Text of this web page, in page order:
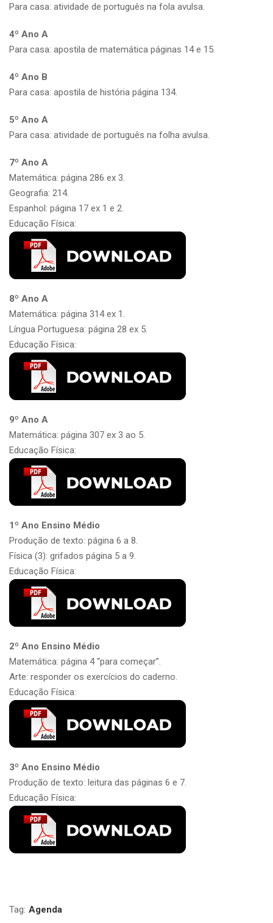
Para casa: atividade de português na fola avulsa.
4º Ano A
Para casa: apostila de matemática páginas 14 e 15.
4º Ano B
Para casa: apostila de história página 134.
5º Ano A
Para casa: atividade de português na folha avulsa.
7º Ano A
Matemática: página 286 ex 3.
Geografia: 214.
Espanhol: página 17 ex 1 e 2.
Educação Física:
8º Ano A
Matemática: página 314 ex 1.
Língua Portuguesa: página 28 ex 5.
Educação Física:
9º Ano A
Matemática: página 307 ex 3 ao 5.
Educação Física:
1º Ano Ensino Médio
Produção de texto: página 6 a 8.
Física (3): grifados página 5 a 9.
Educação Física:
2º Ano Ensino Médio
Matemática: página 4 “para começar”.
Arte: responder os exercícios do caderno.
Educação Física:
3º Ano Ensino Médio
Produção de texto: leitura das páginas 6 e 7.
Educação Física:
Tag: Agenda